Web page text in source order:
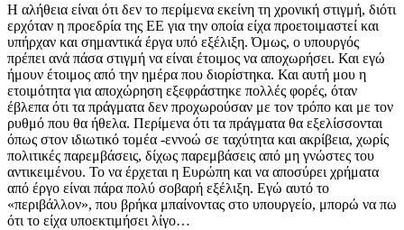
Η αλήθεια είναι ότι δεν το περίμενα εκείνη τη χρονική στιγμή, διότι
ερχόταν η προεδρία της ΕΕ για την οποία είχα προετοιμαστεί και
υπήρχαν και σημαντικά έργα υπό εξέλιξη. Όμως, ο υπουργός
πρέπει ανά πάσα στιγμή να είναι έτοιμος να αποχωρήσει. Και εγώ
ήμουν έτοιμος από την ημέρα που διορίστηκα. Και αυτή μου η
ετοιμότητα για αποχώρηση εξεφράστηκε πολλές φορές, όταν
έβλεπα ότι τα πράγματα δεν προχωρούσαν με τον τρόπο και με τον
ρυθμό που θα ήθελα. Περίμενα ότι τα πράγματα θα εξελίσσονται
όπως στον ιδιωτικό τομέα -εννοώ σε ταχύτητα και ακρίβεια, χωρίς
πολιτικές παρεμβάσεις, δίχως παρεμβάσεις από μη γνώστες του
αντικειμένου. Το να έρχεται η Ευρώπη και να αποσύρει χρήματα
από έργο είναι πάρα πολύ σοβαρή εξέλιξη. Εγώ αυτό το
«περιβάλλον», που βρήκα μπαίνοντας στο υπουργείο, μπορώ να πω
ότι το είχα υποεκτιμήσει λίγο…